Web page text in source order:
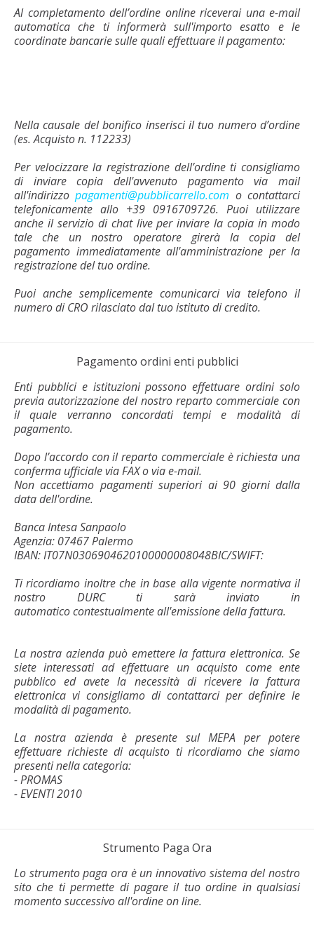
Al completamento dell’ordine online riceverai una e-mail
automatica che ti informerà sull'importo esatto e le
coordinate bancarie sulle quali effettuare il pagamento:
Nella causale del bonifico inserisci il tuo numero d’ordine
(es. Acquisto n. 112233)
Per velocizzare la registrazione dell’ordine ti consigliamo
di inviare copia dell'avvenuto pagamento via mail
all'indirizzopagamenti@pubblicarrello.com o contattarci
telefonicamente allo +39 0916709726. Puoi utilizzare
anche il servizio di chat live per inviare la copia in modo
tale che un nostro operatore girerà la copia del
pagamento immediatamente all'amministrazione per la
registrazione del tuo ordine.
Puoi anche semplicemente comunicarci via telefono il
numero di CRO rilasciato dal tuo istituto di credito.
Pagamento ordini enti pubblici
Enti pubblici e istituzioni possono effettuare ordini solo
previa autorizzazione del nostro reparto commerciale con
il quale verranno concordati tempi e modalità di
pagamento.
Dopo l’accordo con il reparto commerciale è richiesta una
conferma ufficiale via FAX o via e-mail.
Non accettiamo pagamenti superiori ai 90 giorni dalla
data dell'ordine.
Banca Intesa Sanpaolo
Agenzia: 07467 Palermo
IBAN: IT07N0306904620100000008048BIC/SWIFT:
Ti ricordiamo inoltre che in base alla vigente normativa il
nostro DURC ti sarà inviato in
automatico contestualmente all'emissione della fattura.
La nostra azienda può emettere la fattura elettronica. Se
siete interessati ad effettuare un acquisto come ente
pubblico ed avete la necessità di ricevere la fattura
elettronica vi consigliamo di contattarci per definire le
modalità di pagamento.
La nostra azienda è presente sul MEPA per potere
effettuare richieste di acquisto ti ricordiamo che siamo
presenti nella categoria:
- PROMAS
- EVENTI 2010
Strumento Paga Ora
Lo strumento paga ora è un innovativo sistema del nostro
sito che ti permette di pagare il tuo ordine in qualsiasi
momento successivo all'ordine on line.